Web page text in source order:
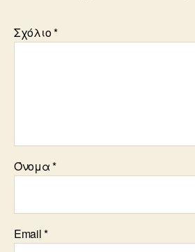
Σχόλιο*
Όνομα*
Email*